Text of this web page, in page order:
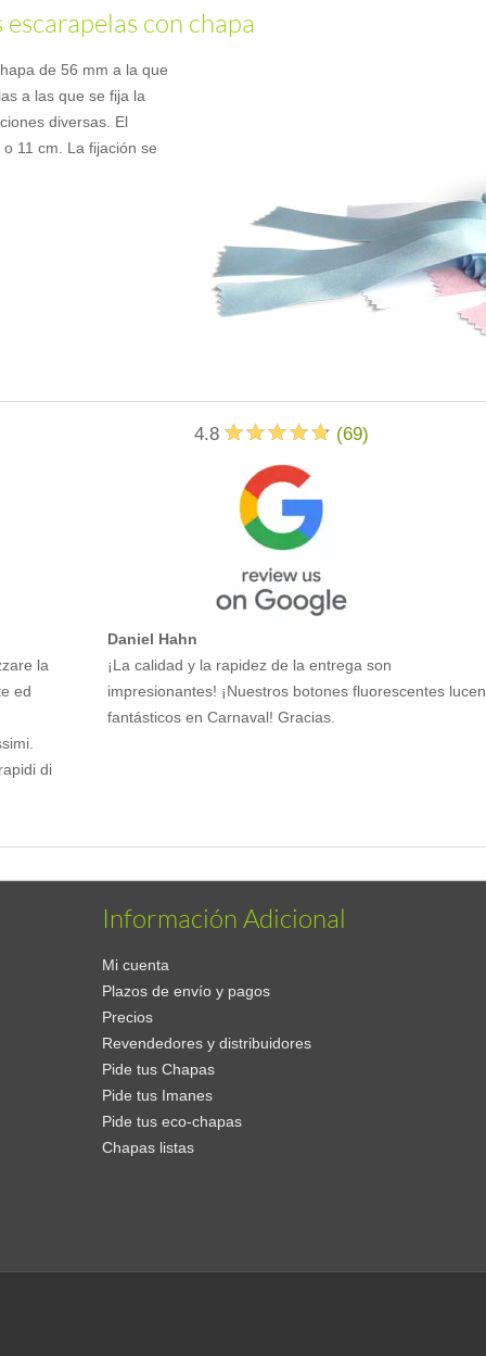
con chapa
de 56 mm a la que
a las que se fija la
diversas. El
11 cm. La fijación se
4.8 (69)
la
ed
di
Daniel Hahn
¡La calidad y la rapidez de la entrega son
impresionantes! ¡Nuestros botones fluorescentes lucen
fantásticos en Carnaval! Gracias.
Información Adicional
Mi cuenta
Plazos de envío y pagos
Precios
Revendedores y distribuidores
Pide tus Chapas
Pide tus Imanes
Pide tus eco-chapas
Chapas listas